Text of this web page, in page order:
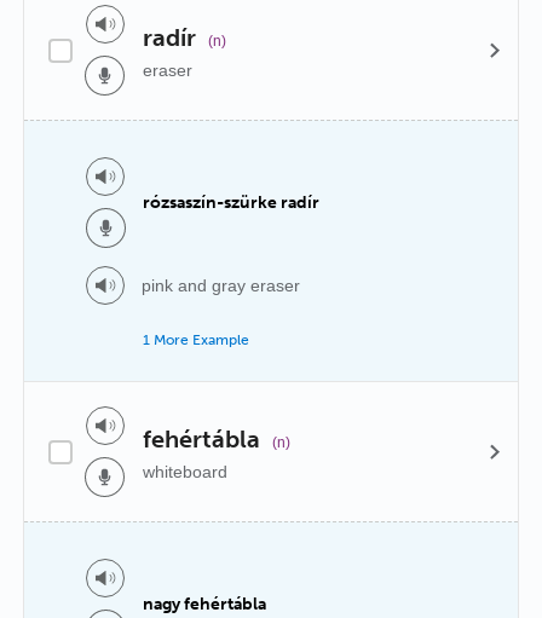
radír (n)
eraser
rózsaszín-szürke radír
pink and gray eraser
1 More Example
fehértábla (n)
whiteboard
nagy fehértábla